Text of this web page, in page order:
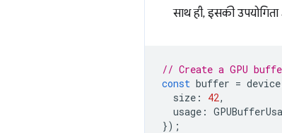
साथ ही, इसकी
// Create a GPU
const buffer = device
size : 42,
usage :
});